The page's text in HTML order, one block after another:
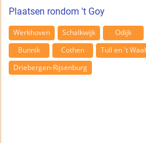
Plaatsen rondom 't Goy
Werkhoven Schalkwijk Odijk
Bunnik
Cothen Tull en 't Waal
Driebergen-Rijsenburg